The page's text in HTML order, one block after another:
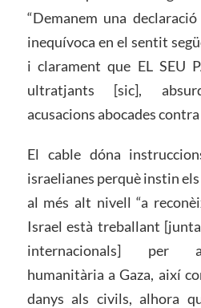
“Demanem una
inequívoca en el sentit
i clarament que EL SEU
ultratjants [sic],
acusacions abocades contra
El cable dóna
israelianes perquè instin
al més alt nivell “a
Israel està treballant
internacionals] per
humanitària a Gaza, així
danys als civils, alhora